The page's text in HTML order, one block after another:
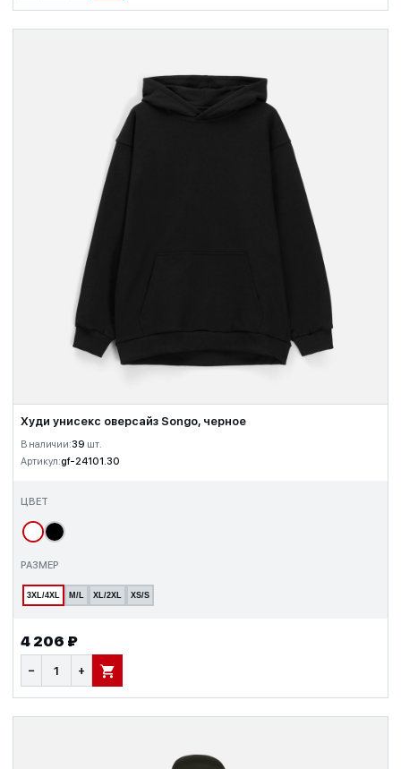
Худи унисекс оверсайз Songo, черное
В наличии:39 шт.
Артикул:gf-24101.30
ЦВЕТ
РАЗМЕР
3XL/4XL M/L XL/2XL XS/S
4 206 ₽
− + В КОРЗИНУ